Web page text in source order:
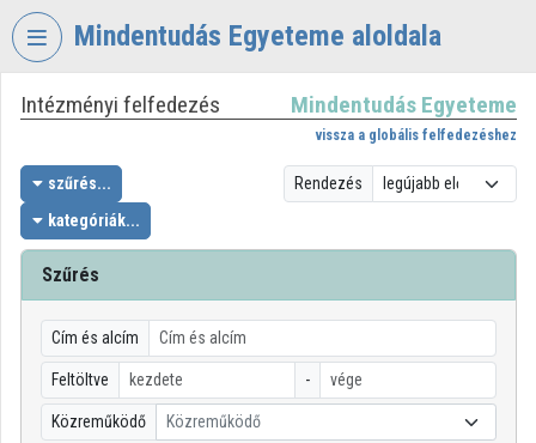
Fejléc kihagyása
Mindentudás Egyeteme aloldala
VIDEOTORIUM
MINDENTUDÁS
EGYETEME
Intézményi kezdőlap
Bejelentkezés
Intézményi felfedezés
Kategóriák
Intézményi felfedezés Mindentudás Egyeteme
vissza a globális felfedezéshez
szűrés...
kategóriák...
Rendezés
Szűrés
Cím és alcím
Feltöltve -
Közreműködő Közreműködő